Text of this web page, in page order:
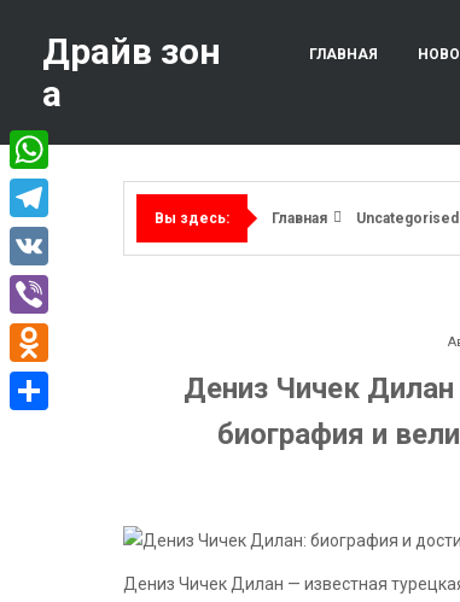
содержимому
Драйв зон
а
ГЛАВНАЯ
Вы здесь: Главная Uncategorised
Дениз Чичек Дилан
биография и
Дениз Чичек Дилан — известная
WhatsApp
Telegram
VK
Viber
Odnoklassniki